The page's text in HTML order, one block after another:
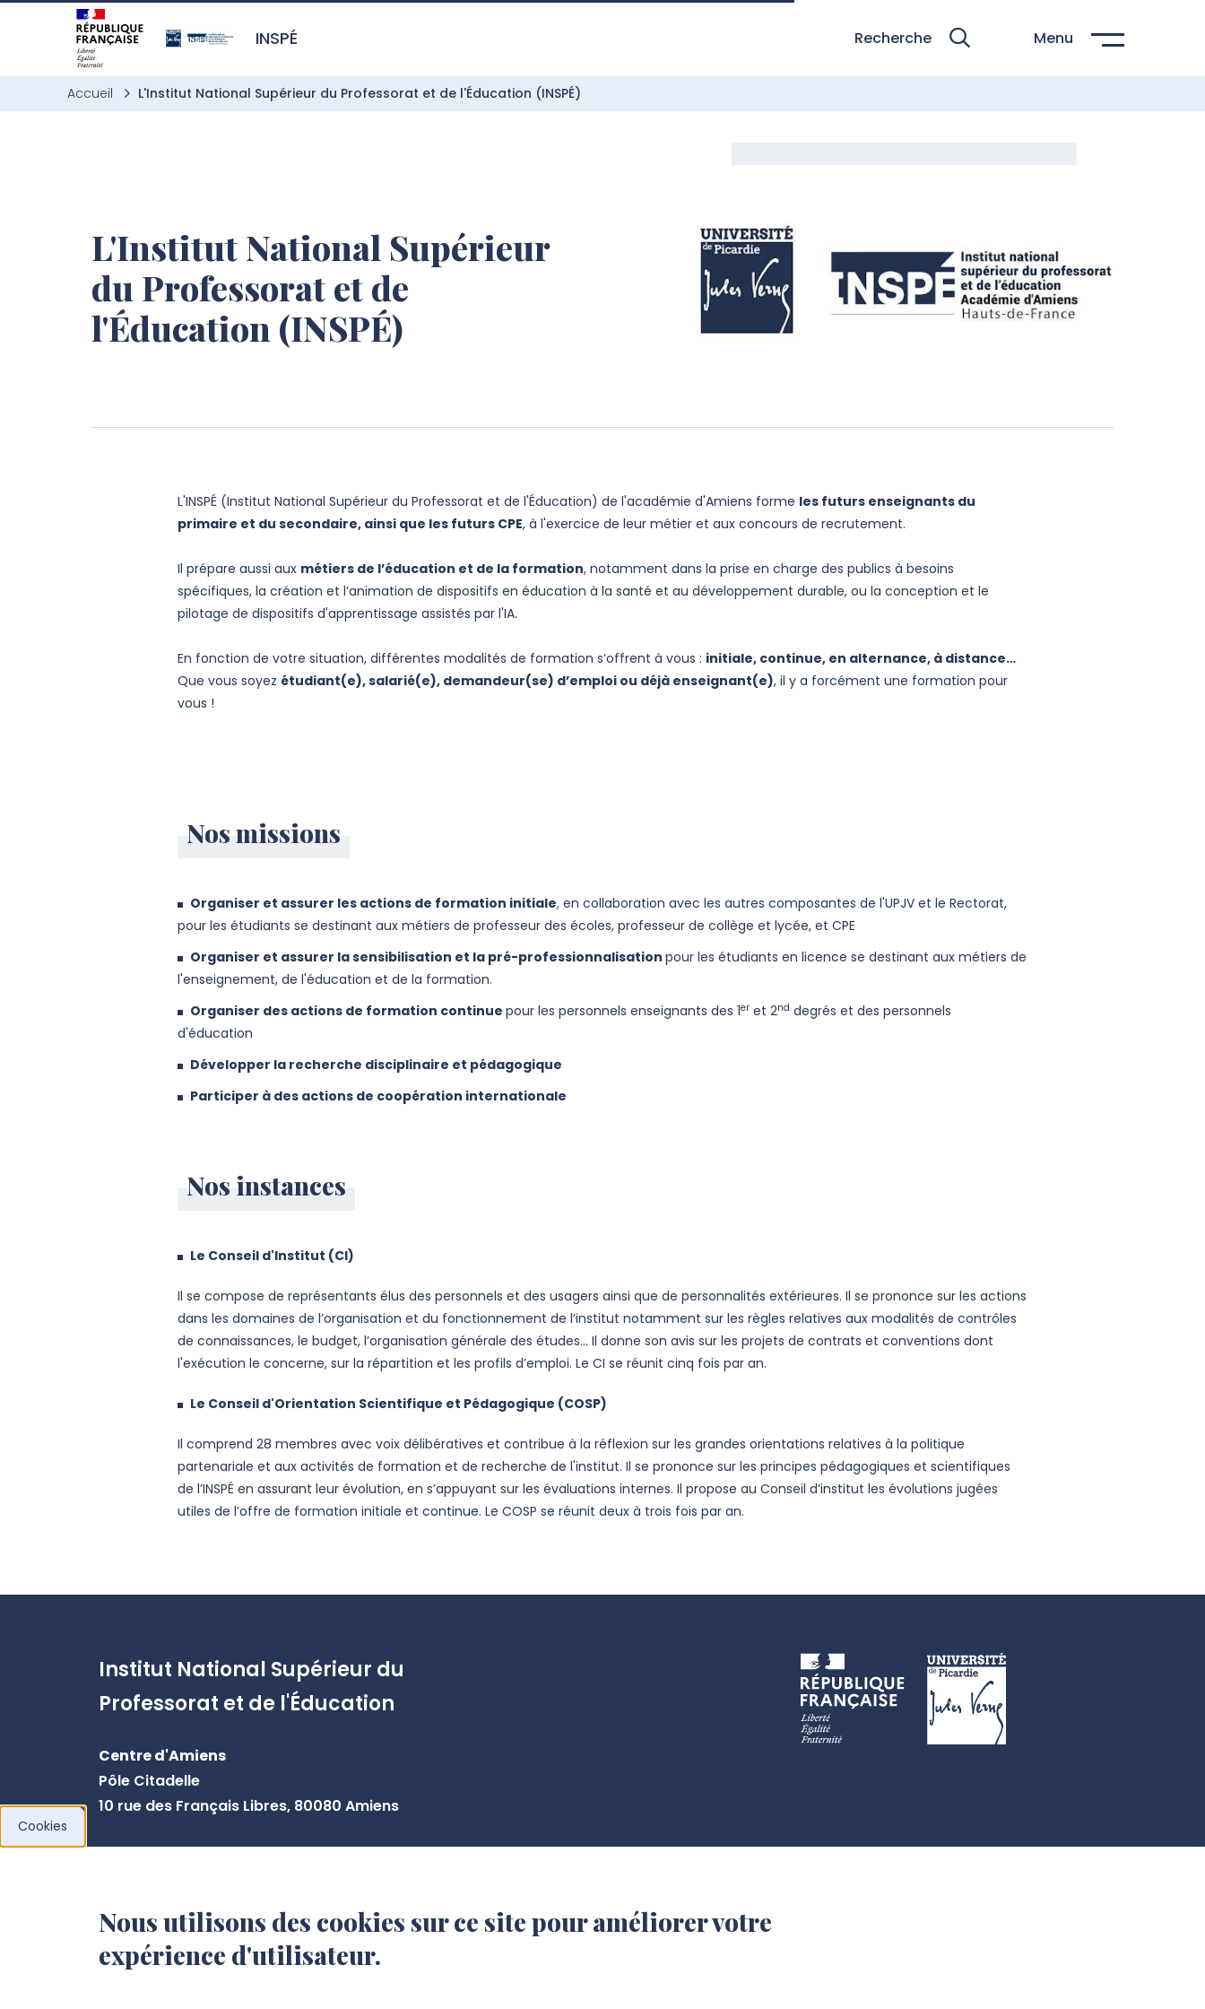
Aller à l’entête de page
Aller au menu principale
Aller au contenu principal
Aller à la recherche
Passer aux cookies
Aller au pied de page
INSPÉ Recherche Menu
Accueil L'Institut National Supérieur du Professorat et de l'Éducation (INSPÉ)
L'Institut National Supérieur
du Professorat et de
l'Éducation (INSPÉ)
L'INSPÉ (Institut National Supérieur du Professorat et de l'Éducation) de l'académie d'Amiens forme les futurs enseignants du
primaire et du secondaire, ainsi que les futurs CPE, à l'exercice de leur métier et aux concours de recrutement.
Il prépare aussi aux métiers de l’éducation et de la formation, notamment dans la prise en charge des publics à besoins
spécifiques, la création et l’animation de dispositifs en éducation à la santé et au développement durable, ou la conception et le
pilotage de dispositifs d'apprentissage assistés par l'IA.
En fonction de votre situation, différentes modalités de formation s’offrent à vous : initiale, continue, en alternance, à distance…
Que vous soyez étudiant(e), salarié(e), demandeur(se) d’emploi ou déjà enseignant(e), il y a forcément une formation pour
vous !
Nos missions
Organiser et assurer les actions de formation initiale, en collaboration avec les autres composantes de l'UPJV et le Rectorat,
pour les étudiants se destinant aux métiers de professeur des écoles, professeur de collège et lycée, et CPE
Organiser et assurer la sensibilisation et la pré-professionnalisationpour les étudiants en licence se destinant aux métiers de
l'enseignement, de l'éducation et de la formation.
Organiser des actions de formation continuepour les personnels enseignants des 1er et 2nd degrés et des personnels
d'éducation
Développer la recherche disciplinaire et pédagogique
Participer à des actions de coopération internationale
Nos instances
Le Conseil d'Institut (CI)
Il se compose de représentants élus des personnels et des usagers ainsi que de personnalités extérieures. Il se prononce sur les actions
dans les domaines de l’organisation et du fonctionnement de l’institut notamment sur les règles relatives aux modalités de contrôles
de connaissances, le budget, l’organisation générale des études... Il donne son avis sur les projets de contrats et conventions dont
l'exécution le concerne, sur la répartition et les profils d’emploi. Le CI se réunit cinq fois par an.
Le Conseil d'Orientation Scientifique et Pédagogique (COSP)
Il comprend 28 membres avec voix délibératives et contribue à la réflexion sur les grandes orientations relatives à la politique
partenariale et aux activités de formation et de recherche de l'institut. Il se prononce sur les principes pédagogiques et scientifiques
de l’INSPÉ en assurant leur évolution, en s’appuyant sur les évaluations internes. Il propose au Conseil d’institut les évolutions jugées
utiles de l’offre de formation initiale et continue. Le COSP se réunit deux à trois fois par an.
Institut National Supérieur du
Professorat et de l'Éducation
Centre d'Amiens
Pôle Citadelle
10 rue des Français Libres, 80080 Amiens
Centre de Laon
25 avenue de la République, 02000 Laon
Cookies
Nous utilisons des cookies sur ce site pour améliorer votre
expérience d'utilisateur.